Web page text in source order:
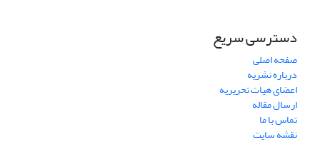
دسترسی سریع
صفحه اصلی
درباره نشریه
اعضای هیات تحریریه
ارسال مقاله
تماس با ما
نقشه سایت